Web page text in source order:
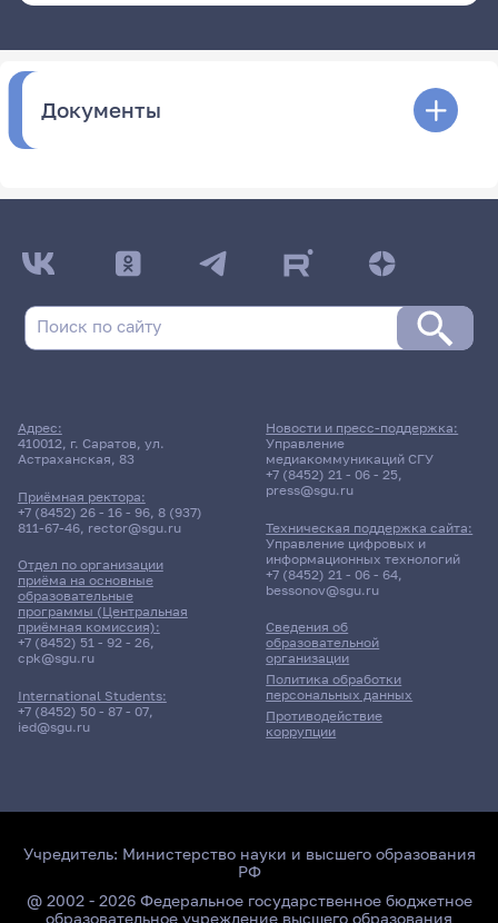
Документы
Адрес:
410012, г. Саратов, ул.
Астраханская, 83
Приёмная ректора:
+7 (8452) 26 - 16 - 96, 8 (937)
811-67-46, rector@sgu.ru
Отдел по организации
приёма на основные
образовательные
программы (Центральная
приёмная комиссия):
+7 (8452) 51 - 92 - 26,
cpk@sgu.ru
International Students:
+7 (8452) 50 - 87 - 07,
ied@sgu.ru
Сведения об
образовательной
организации
Политика обработки
персональных данных
Противодействие
коррупции
Новости и пресс-поддержка:
Управление
медиакоммуникаций СГУ
+7 (8452) 21 - 06 - 25,
press@sgu.ru
Техническая поддержка сайта:
Управление цифровых и
информационных технологий
+7 (8452) 21 - 06 - 64,
bessonov@sgu.ru
Учредитель: Министерство науки и высшего образования
РФ
@ 2002 - 2026 Федеральное государственное бюджетное
образовательное учреждение высшего образования